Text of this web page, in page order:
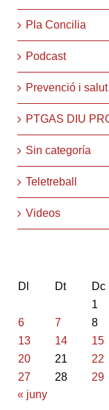
Pla Concilia
Podcast
Prevenció i salut
PTGAS DIU
Sin categoría
Teletreball
Videos
Dl
Dt Dc
1
6
7 8
13
14 15
20
21 22
27
28 29
« juny